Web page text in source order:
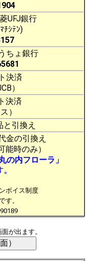
UFJ銀行
ｼﾃﾝ)
ちょ銀行
決済
）
決済
）
と引換え
金の引換え
時のみ）
の内フローラ」
ボイス制度
す。
が出ます。